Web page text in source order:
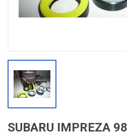
SUBARU IMPREZA